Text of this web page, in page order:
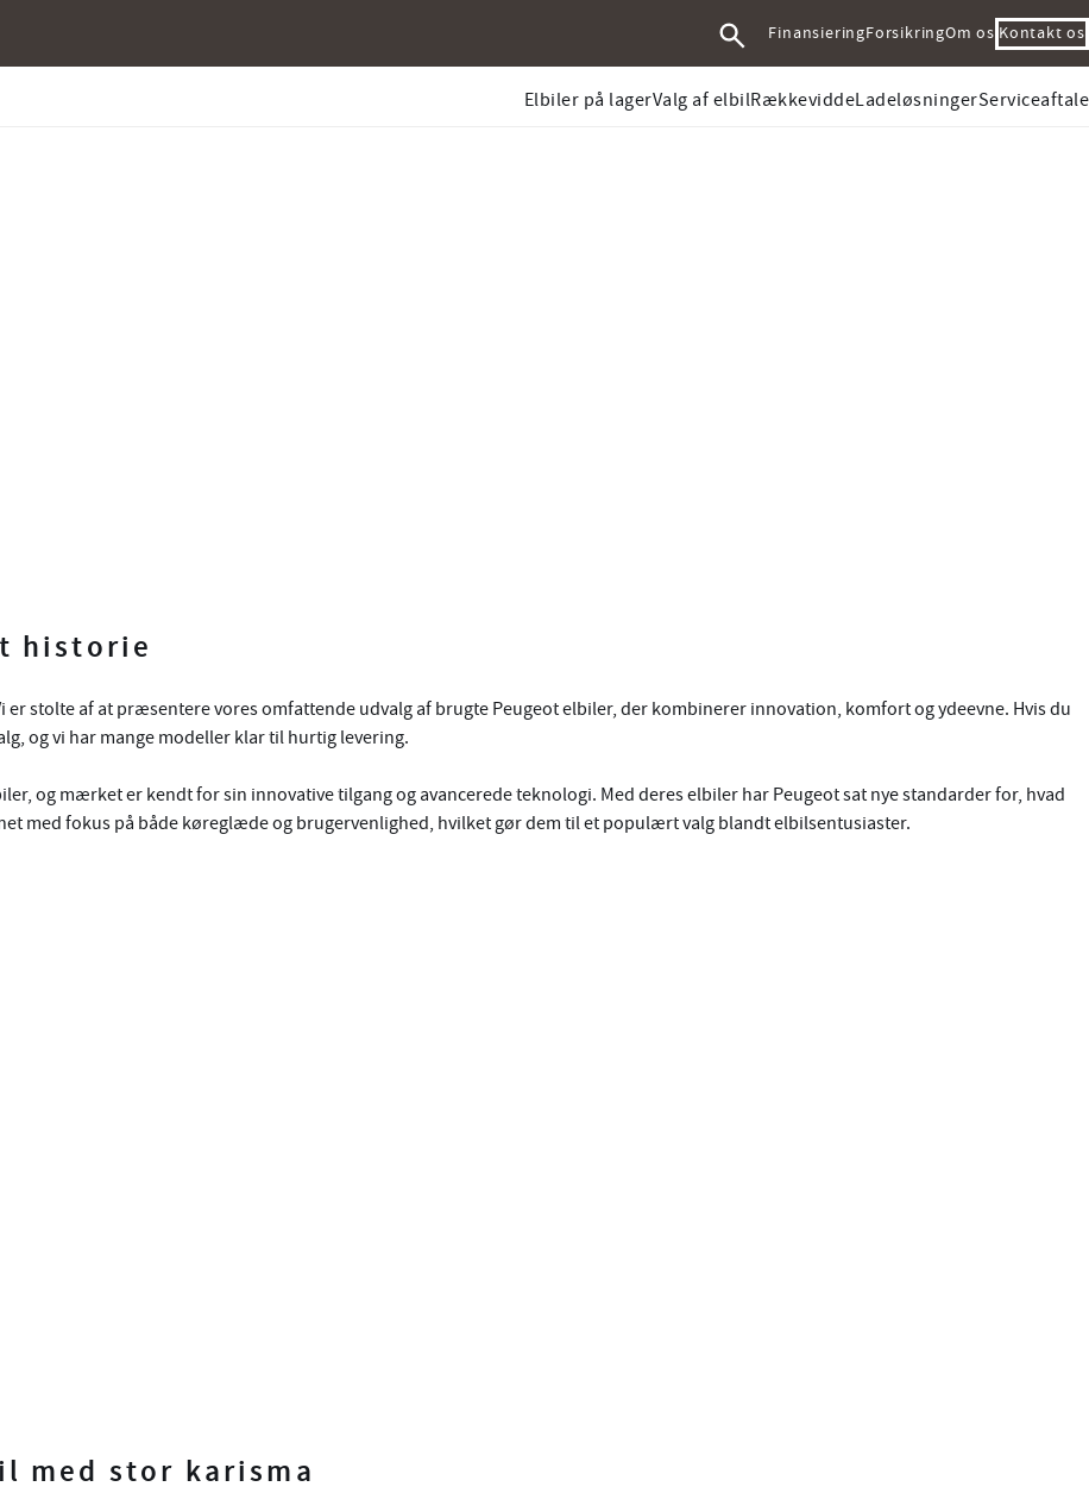
FinansieringForsikringOm os Kontakt os
Elbiler på lagerValg af elbilRækkeviddeLadeløsningerServiceaftale
historie
stolte af at præsentere vores omfattende udvalg af brugte Peugeot elbiler, der kombinerer innovation, komfort og ydeevne. Hvis du
og vi har mange modeller klar til hurtig levering.
og mærket er kendt for sin innovative tilgang og avancerede teknologi. Med deres elbiler har Peugeot sat nye standarder for, hvad
med fokus på både køreglæde og brugervenlighed, hvilket gør dem til et populært valg blandt elbilsentusiaster.
med stor karisma